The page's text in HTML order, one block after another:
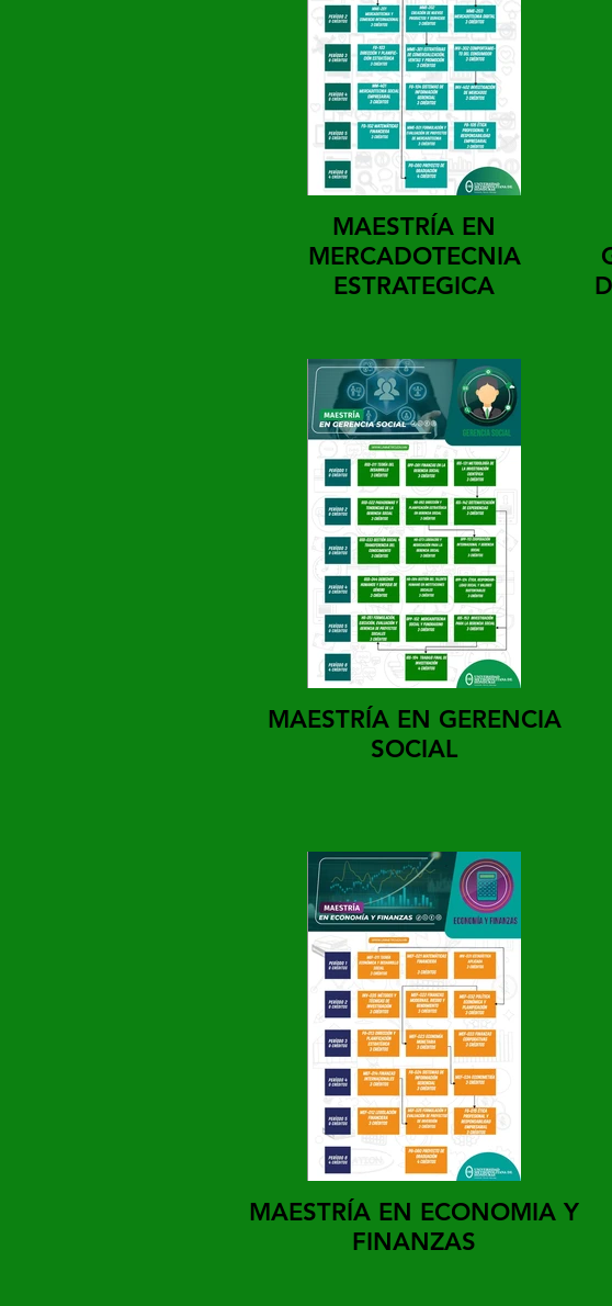
MAESTRÍA EN
MERCADOTECNIA
ESTRATEGICA
MAESTRÍA EN GERENCIA
SOCIAL
MAESTRÍA EN ECONOMIA Y
FINANZAS